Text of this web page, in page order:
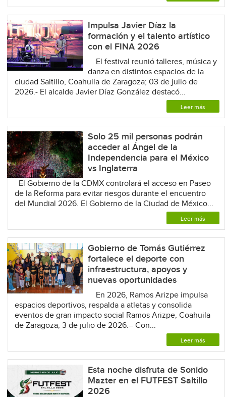
Impulsa Javier Díaz la
formación y el talento artístico
con el FINA 2026
El festival reunió talleres, música y
danza en distintos espacios de la
ciudad Saltillo, Coahuila de Zaragoza; 03 de julio de
2026.- El alcalde Javier Díaz González destacó...
Leer más
Solo 25 mil personas podrán
acceder al Ángel de la
Independencia para el México
vs Inglaterra
El Gobierno de la CDMX controlará el acceso en Paseo
de la Reforma para evitar riesgos durante el encuentro
del Mundial 2026. El Gobierno de la Ciudad de México...
Leer más
Gobierno de Tomás Gutiérrez
fortalece el deporte con
infraestructura, apoyos y
nuevas oportunidades
En 2026, Ramos Arizpe impulsa
espacios deportivos, respalda a atletas y consolida
eventos de gran impacto social Ramos Arizpe, Coahuila
de Zaragoza; 3 de julio de 2026.– Con...
Leer más
Esta noche disfruta de Sonido
Mazter en el FUTFEST Saltillo
2026